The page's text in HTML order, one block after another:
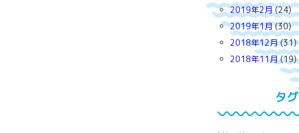
2019年2月(24)
2019年1月(30)
2018年12月(31)
2018年11月(19)
タグ